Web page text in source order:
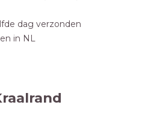
dag verzonden
in NL